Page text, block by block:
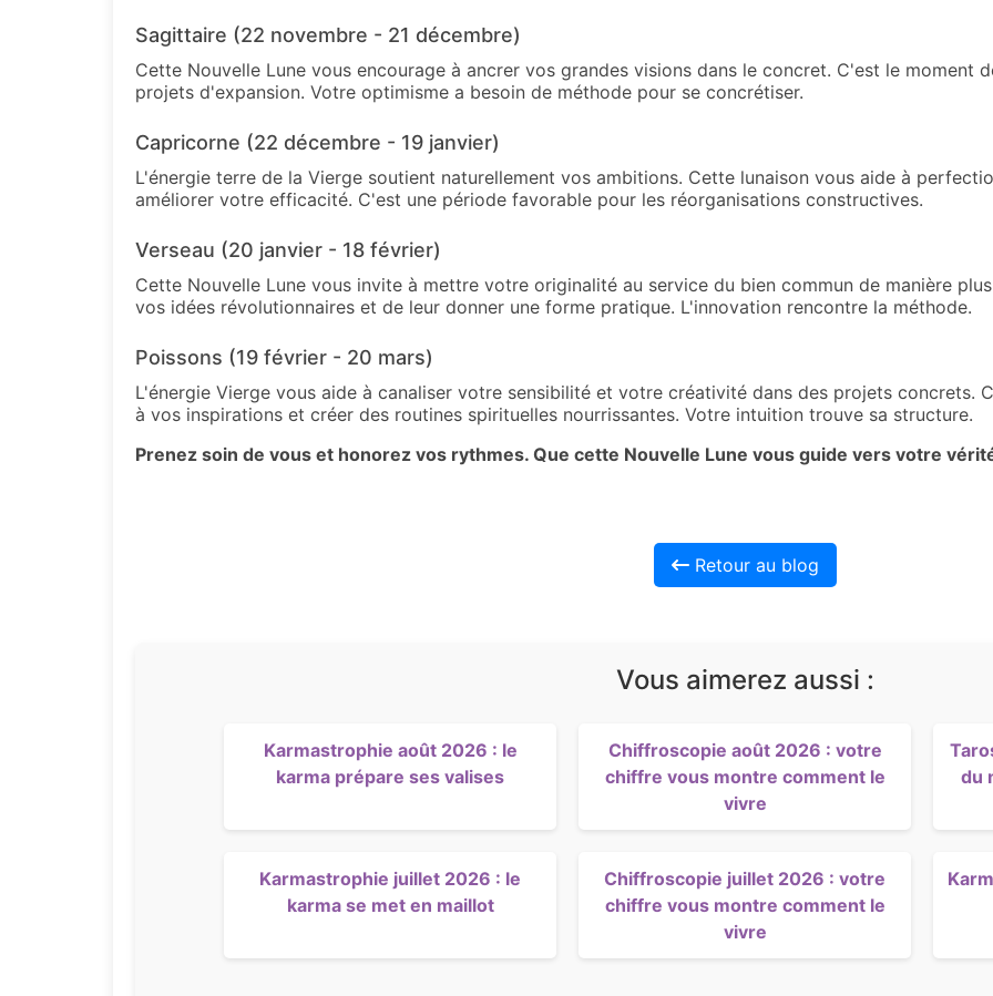
Sagittaire (22 novembre - 21 décembre)
Cette Nouvelle Lune vous encourage à ancrer vos grandes visions dans le concret. C'est le moment
projets d'expansion. Votre optimisme a besoin de méthode pour se concrétiser.
Capricorne (22 décembre - 19 janvier)
L'énergie terre de la Vierge soutient naturellement vos ambitions. Cette lunaison vous aide à
améliorer votre efficacité. C'est une période favorable pour les réorganisations constructives.
Verseau (20 janvier - 18 février)
Cette Nouvelle Lune vous invite à mettre votre originalité au service du bien commun de manière
vos idées révolutionnaires et de leur donner une forme pratique. L'innovation rencontre la méthode.
Poissons (19 février - 20 mars)
L'énergie Vierge vous aide à canaliser votre sensibilité et votre créativité dans des projets concrets.
à vos inspirations et créer des routines spirituelles nourrissantes. Votre intuition trouve sa structure.
Prenez soin de vous et honorez vos rythmes. Que cette Nouvelle Lune vous guide vers votre
Retour au blog
Vous aimerez aussi :
Karmastrophie août 2026 : le
karma prépare ses valises
Chiffroscopie août 2026 : votre
chiffre vous montre comment le
vivre
du
Karmastrophie juillet 2026 : le
karma se met en maillot
Chiffroscopie juillet 2026 : votre
chiffre vous montre comment le
vivre